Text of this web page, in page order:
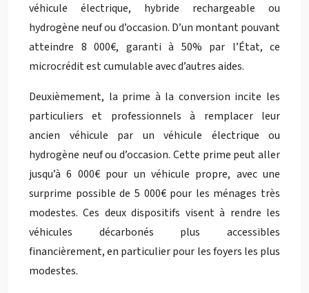
véhicule électrique, hybride rechargeable ou
hydrogène neuf ou d’occasion. D’un montant pouvant
atteindre 8 000€, garanti à 50% par l’État, ce
microcrédit est cumulable avec d’autres aides.
Deuxièmement, la prime à la conversion incite les
particuliers et professionnels à remplacer leur
ancien véhicule par un véhicule électrique ou
hydrogène neuf ou d’occasion. Cette prime peut aller
jusqu’à 6 000€ pour un véhicule propre, avec une
surprime possible de 5 000€ pour les ménages très
modestes. Ces deux dispositifs visent à rendre les
véhicules décarbonés plus accessibles
financièrement, en particulier pour les foyers les plus
modestes.